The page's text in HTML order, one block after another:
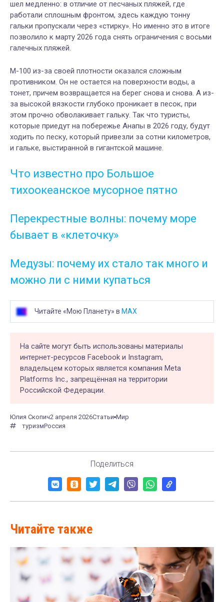
шел медленно: в отличие от песчаных пляжей, где
работали сплошным фронтом, здесь каждую тонну
гальки пропускали через «стирку». Но именно это в итоге
позволило к марту 2026 года снять ограничения с восьми
галечных пляжей.
М-100 из-за своей плотности оказался сложным
противником. Он не остается на поверхности воды, а
тонет, причем возвращается на берег снова и снова. А из-
за высокой вязкости глубоко проникает в песок, при
этом прочно обволакивает гальку. Так что туристы,
которые приедут на побережье Анапы в 2026 году, будут
ходить по песку, который привезли за сотни километров,
и гальке, выстиранной в гигантской машине.
Что известно про Большое
тихоокеанское мусорное пятно
Перекрестные волны: почему море
бывает в «клеточку»
Медузы: почему их стало так много и
можно ли с ними купаться
Читайте «Мою Планету» в MAX
На сайте могут быть использованы материалы
интернет-ресурсов Facebook и Instagram,
владельцем которых является компания Meta
Platforms Inc., запрещённая на территории
Российской Федерации.
Юлия Скопич2 апреля 2026Статьи Мир
туризмРоссия
Поделиться
Читайте также